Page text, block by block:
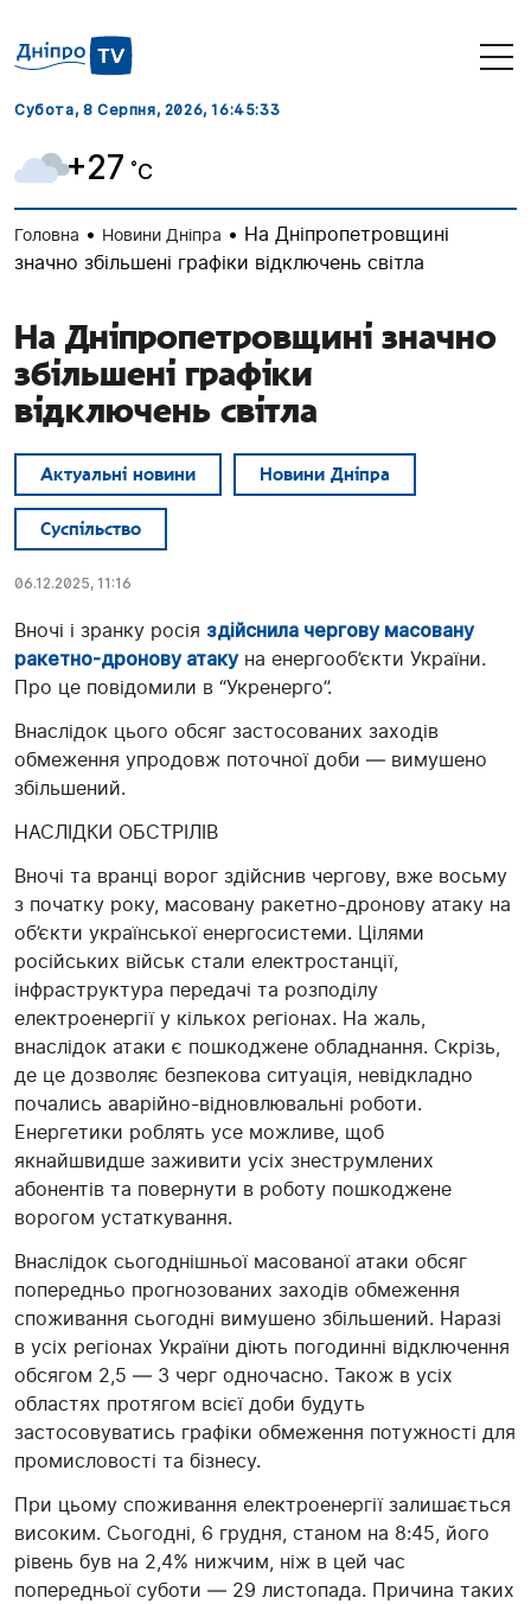
Субота, 8 Серпня, 2026, 16:45:34
+27 ˚C
Головна • Новини Дніпра • На Дніпропетровщині
значно збільшені графіки відключень світла
На Дніпропетровщині значно
збільшені графіки
відключень світла
Актуальні новини Новини Дніпра
Суспільство
06.12.2025, 11:16
Вночі і зранку росія здійснила чергову масовану
ракетно-дронову атакуна енергооб’єкти України.
Про це повідомили в “Укренерго”.
Внаслідок цього обсяг застосованих заходів
обмеження упродовж поточної доби — вимушено
збільшений.
НАСЛІДКИ ОБСТРІЛІВ
Вночі та вранці ворог здійснив чергову, вже восьму
з початку року, масовану ракетно-дронову атаку на
об’єкти української енергосистеми. Цілями
російських військ стали електростанції,
інфраструктура передачі та розподілу
електроенергії у кількох регіонах. На жаль,
внаслідок атаки є пошкоджене обладнання. Скрізь,
де це дозволяє безпекова ситуація, невідкладно
почались аварійно-відновлювальні роботи.
Енергетики роблять усе можливе, щоб
якнайшвидше заживити усіх знеструмлених
абонентів та повернути в роботу пошкоджене
ворогом устаткування.
Внаслідок сьогоднішньої масованої атаки обсяг
попередньо прогнозованих заходів обмеження
споживання сьогодні вимушено збільшений. Наразі
в усіх регіонах України діють погодинні відключення
обсягом 2,5 — 3 черг одночасно. Також в усіх
областях протягом всієї доби будуть
застосовуватись графіки обмеження потужності для
промисловості та бізнесу.
При цьому споживання електроенергії залишається
високим. Сьогодні, 6 грудня, станом на 8:45, його
рівень був на 2,4% нижчим, ніж в цей час
попередньої суботи — 29 листопада. Причина таких